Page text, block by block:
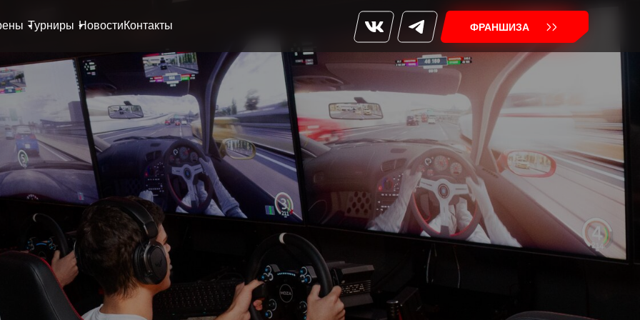
Турниры НовостиКонтакты ФРАНШИЗА